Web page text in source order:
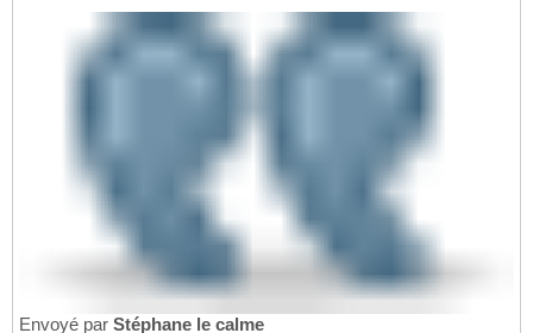
Envoyé par Stéphane le calme